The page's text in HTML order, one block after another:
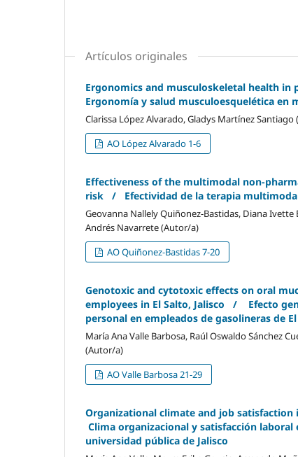
Artículos originales
Ergonomics and musculoskeletal health
Ergonomía y salud musculoesquelética en
Clarissa López Alvarado, Gladys Martínez
AO López Alvarado 1-6
Effectiveness of the multimodal non-
risk / Efectividad de la terapia multimodal
Geovanna Nallely Quiñonez-Bastidas, Diana
Andrés Navarrete (Autor/a)
AO Quiñonez-Bastidas 7-20
Genotoxic and cytotoxic effects on oral
employees in El Salto, Jalisco / Efecto
personal en empleados de gasolineras de
María Ana Valle Barbosa, Raúl Oswaldo Sánchez
(Autor/a)
AO Valle Barbosa 21-29
Organizational climate and job
Clima organizacional y satisfacción
universidad pública de Jalisco